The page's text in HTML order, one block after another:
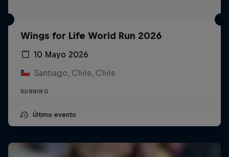
Wings for Life World Run 2026
10 Mayo 2026
Santiago, Chile, Chile
RUNNING
Último evento